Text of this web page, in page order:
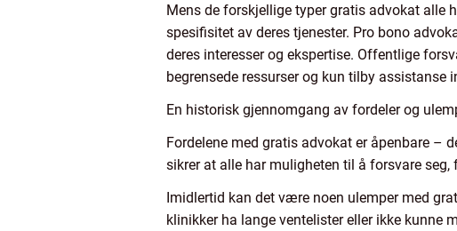
Mens de forskjellige typer gratis advokat
spesifisitet av deres tjenester. Pro bono
deres interesser og ekspertise. Offentlige
begrensede ressurser og kun tilby assistanse
En historisk gjennomgang av fordeler og
Fordelene med gratis advokat er åpenbare –
sikrer at alle har muligheten til å forsvare
Imidlertid kan det være noen ulemper med
klinikker ha lange ventelister eller ikke kunne